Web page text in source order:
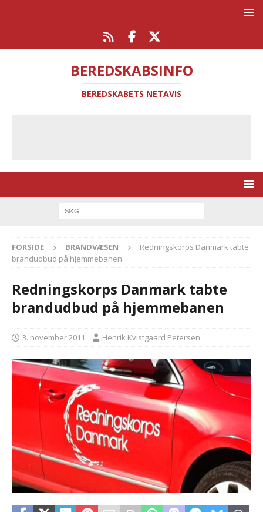
BEREDSKABSINFO
BEREDSKABETS NETAVIS
FORSIDE BRANDVÆSEN
Redningskorps Danmark tabte
brandudbud på hjemmebanen
Redningskorps Danmark tabte
brandudbud på hjemmebanen
3. november 2011 Henrik Kvistgaard Petersen